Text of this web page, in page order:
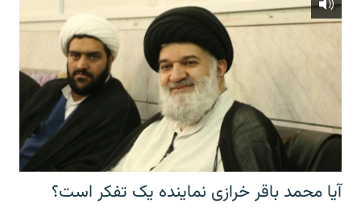
آیا محمد باقر خرازی نماینده یک تفکر است؟